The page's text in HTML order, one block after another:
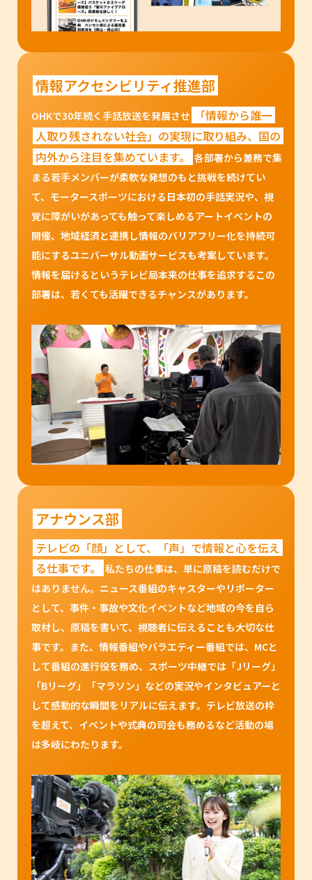
情報アクセシビリティ推進部
OHKで30年続く手話放送を発展させ
「情報から誰一
人取り残されない社会」の実現に取り組み、国の
内外から注目を集めています。
各部署から兼務で集
まる若手メンバーが柔軟な発想のもと挑戦を続けてい
て、モータースポーツにおける日本初の手話実況や、視
覚に障がいがあっても触って楽しめるアートイベントの
開催、地域経済と連携し情報のバリアフリー化を持続可
能にするユニバーサル動画サービスも考案しています。
情報を届けるというテレビ局本来の仕事を追求するこの
部署は、若くても活躍できるチャンスがあります。
アナウンス部
テレビの「顔」として、「声」で情報と心を伝え
る仕事です。
私たちの仕事は、単に原稿を読むだけで
はありません。ニュース番組のキャスターやリポーター
として、事件・事故や文化イベントなど地域の今を自ら
取材し、原稿を書いて、視聴者に伝えることも大切な仕
事です。また、情報番組やバラエティー番組では、MCと
して番組の進行役を務め、スポーツ中継では「Jリーグ」
「Bリーグ」「マラソン」などの実況やインタビュアーと
して感動的な瞬間をリアルに伝えます。テレビ放送の枠
を超えて、イベントや式典の司会も務めるなど活動の場
は多岐にわたります。